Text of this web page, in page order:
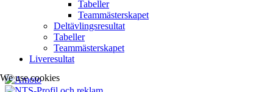
Tabeller
Teammästerskapet
Deltävlingsresultat
Tabeller
Teammästerskapet
Liveresultat
We use cookies